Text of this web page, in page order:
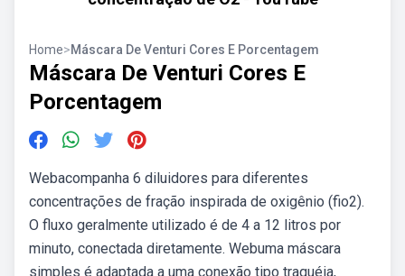
Home>Máscara De Venturi Cores E Porcentagem
Máscara De Venturi Cores E
Porcentagem
Webacompanha 6 diluidores para diferentes
concentrações de fração inspirada de oxigênio (fio2).
O fluxo geralmente utilizado é de 4 a 12 litros por
minuto, conectada diretamente. Webuma máscara
simples é adaptada a uma conexão tipo traquéia,